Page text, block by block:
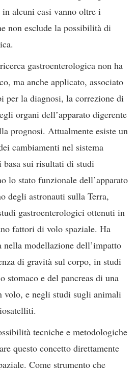
alcuni casi vanno oltre i
non esclude la possibilità di
gastroenterologica non ha
ma anche applicato, associato
per la diagnosi, la correzione di
organi dell’apparato digerente
prognosi. Attualmente esiste un
cambiamenti nel sistema
sui risultati di studi
lo stato funzionale dell’apparato
degli astronauti sulla Terra,
gastroenterologici ottenuti in
fattori di volo spaziale. Ha
nella modellazione dell’impatto
di gravità sul corpo, in studi
stomaco e del pancreas di una
volo, e negli studi sugli animali
tecniche e metodologiche
questo concetto direttamente
Come strumento che